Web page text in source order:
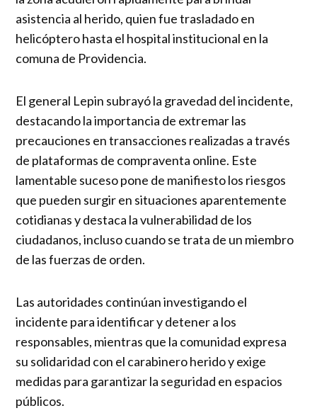
asistencia al herido, quien fue trasladado en
helicóptero hasta el hospital institucional en la
comuna de Providencia.
El general Lepin subrayó la gravedad del incidente,
destacando la importancia de extremar las
precauciones en transacciones realizadas a través
de plataformas de compraventa online. Este
lamentable suceso pone de manifiesto los riesgos
que pueden surgir en situaciones aparentemente
cotidianas y destaca la vulnerabilidad de los
ciudadanos, incluso cuando se trata de un miembro
de las fuerzas de orden.
Las autoridades continúan investigando el
incidente para identificar y detener a los
responsables, mientras que la comunidad expresa
su solidaridad con el carabinero herido y exige
medidas para garantizar la seguridad en espacios
públicos.